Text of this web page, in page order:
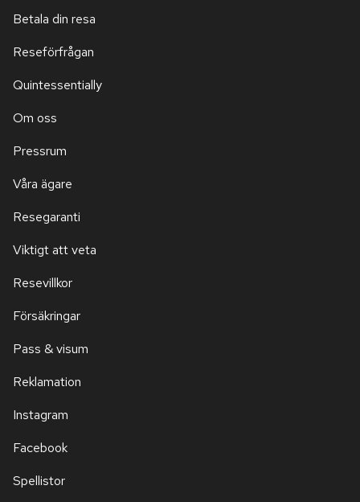
Betala din resa
Reseförfrågan
Quintessentially
Om oss
Pressrum
Våra ägare
Resegaranti
Viktigt att veta
Resevillkor
Försäkringar
Pass & visum
Reklamation
Instagram
Facebook
Spellistor